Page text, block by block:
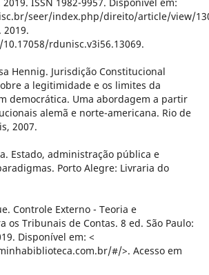
seer/index.php/direito/article/view/
2019.
rdunisc.v3i56.13069.
Hennig. Jurisdição Constitucional
a legitimidade e os limites da
democrática. Uma abordagem a partir
alemã e norte-americana. Rio de
2007.
Estado, administração pública e
Porto Alegre: Livraria do
Controle Externo - Teoria e
os Tribunais de Contas. 8 ed. São Paulo:
Disponível em: <
#/>. Acesso em